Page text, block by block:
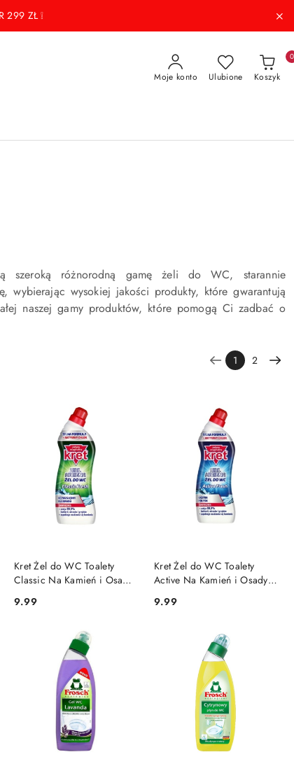
299 ZŁ ❕
Moje konto Ulubione Koszyk
0
szeroką różnorodną gamę żeli do WC, starannie
wybierając wysokiej jakości produkty, które gwarantują
naszej gamy produktów, które pomogą Ci zadbać o
1 2
Kret Żel do WC Toalety
Classic Na Kamień i Osady
Cena:
9.99
DO KOSZYKA
Kret Żel do WC Toalety
Active Na Kamień i Osady
Cena:
9.99
DO KOSZYKA